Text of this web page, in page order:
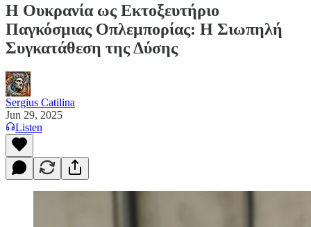
Η Ουκρανία ως Εκτοξευτήριο
Παγκόσμιας Οπλεμπορίας: Η Σιωπηλή
Συγκατάθεση της Δύσης
Sergius Catilina
Jun 29, 2025
Listen